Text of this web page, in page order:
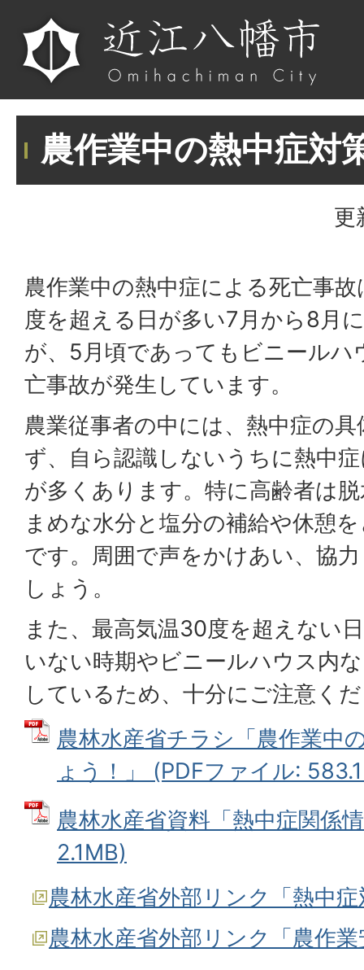
農作業中の熱中症対
更
農作業中の熱中症による死亡事
度を超える日が多い7月から8月
が、5月頃であってもビニールハ
亡事故が発生しています。
農業従事者の中には、熱中症の
ず、自ら認識しないうちに熱中
が多くあります。特に高齢者は
まめな水分と塩分の補給や休憩
です。周囲で声をかけあい、協
しょう。
また、最高気温30度を超えない
いない時期やビニールハウス内
しているため、十分にご注意く
農林水産省チラシ「農作業中
ょう！」 (PDFファイル:
農林水産省資料「熱中症関係
2.1MB)
農林水産省外部リンク「熱中
農林水産省外部リンク「農作